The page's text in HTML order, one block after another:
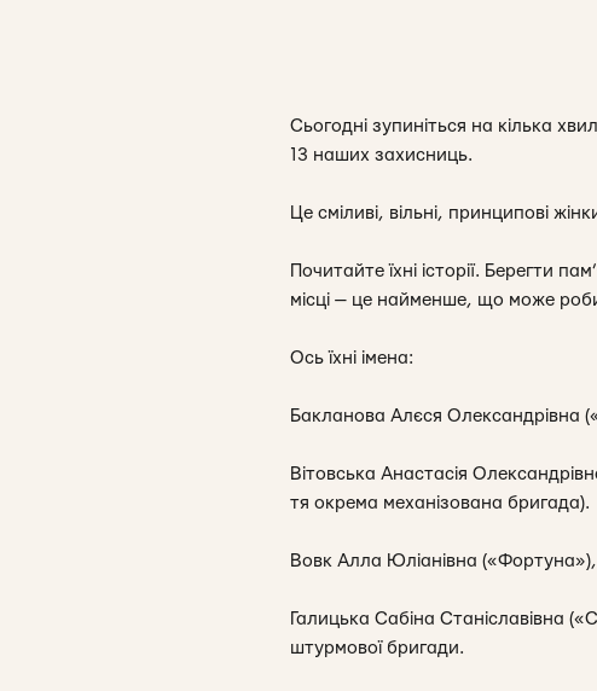
Сьогодні зупиніться на кілька
13 наших захисниць.
Це сміливі, вільні, принципові
Почитайте їхні історії. Берегти
місці — це найменше, що може
Ось їхні імена:
Бакланова Алєся Олександрівна
Вітовська Анастасія
тя окрема механізована бригада).
Вовк Алла Юліанівна («Фортуна»),
Галицька Сабіна Станіславівна
штурмової бригади.